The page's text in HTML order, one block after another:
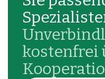
kostenfrei